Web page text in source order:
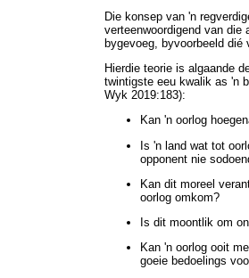
Die konsep van 'n
verteenwoordigend van die
bygevoeg, byvoorbeeld dié
Hierdie teorie is algaande
twintigste eeu kwalik as 'n
Wyk 2019:183):
Kan 'n oorlog
Is 'n land wat tot
opponent nie
Kan dit moreel
oorlog omkom?
Is dit moontlik om
Kan 'n oorlog ooit
goeie bedoelings